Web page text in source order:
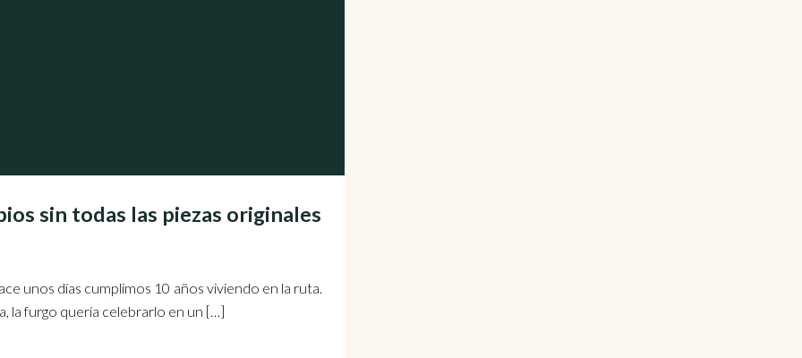
sin todas las piezas originales
unos días cumplimos 10 años viviendo en la ruta.
la furgo quería celebrarlo en un […]